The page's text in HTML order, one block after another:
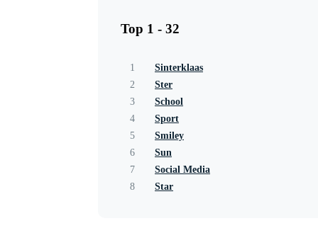
Top 1 - 32
1
Sinterklaas
2
Ster
3
School
4
Sport
5
Smiley
6
Sun
7
Social Media
8
Star